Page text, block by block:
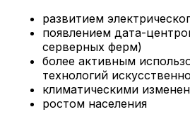
развитием
появлением дата-
серверных ферм)
более активным
технологий
климатическими
ростом населения